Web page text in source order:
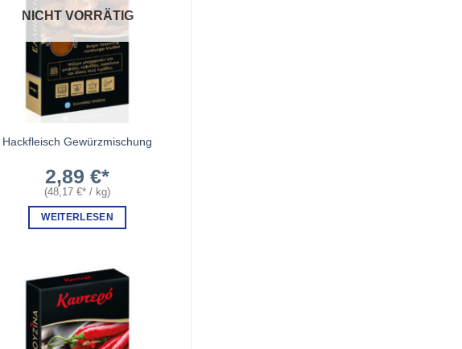
NICHT VORRÄTIG
Hackfleisch Gewürzmischung
2,89€
(48,17€ / kg)
WEITERLESEN